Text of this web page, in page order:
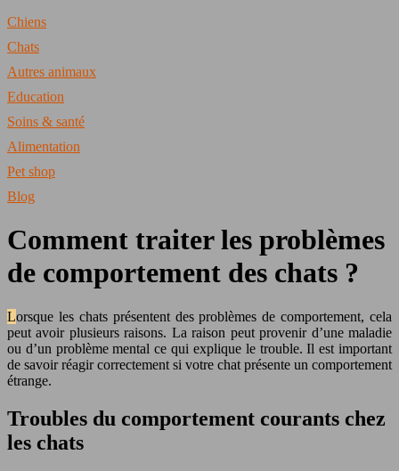
Chiens
Chats
Autres animaux
Education
Soins & santé
Alimentation
Pet shop
Blog
Comment traiter les problèmes
de comportement des chats ?
Lorsque les chats présentent des problèmes de comportement, cela
peut avoir plusieurs raisons. La raison peut provenir d’une maladie
ou d’un problème mental ce qui explique le trouble. Il est important
de savoir réagir correctement si votre chat présente un comportement
étrange.
Troubles du comportement courants chez
les chats